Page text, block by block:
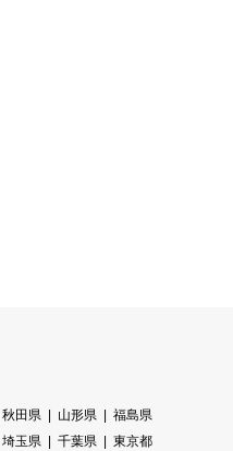
秋田県 山形県
福島県
埼玉県 千葉県
東京都